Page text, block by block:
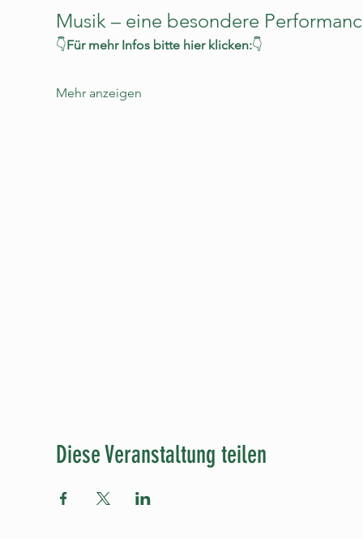
Musik – eine besondere
👇Für mehr Infos bitte hier klicken:👇
Mehr anzeigen
Diese Veranstaltung teilen